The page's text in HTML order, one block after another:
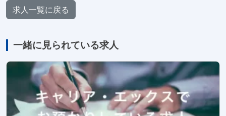
求人一覧に戻る
一緒に見られている求人